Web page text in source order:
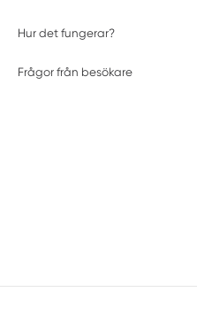
Hur det fungerar?
Frågor från besökare